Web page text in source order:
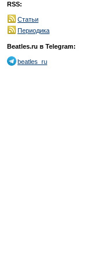
RSS:
Статьи
Периодика
Beatles.ru в Telegram:
beatles_ru